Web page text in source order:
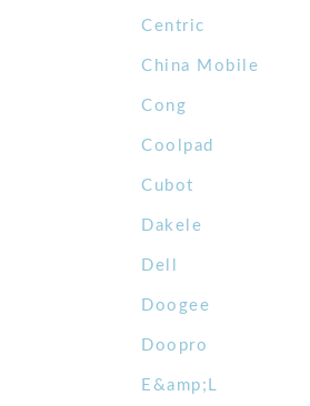
Centric
China Mobile
Cong
Coolpad
Cubot
Dakele
Dell
Doogee
Doopro
E&amp;L